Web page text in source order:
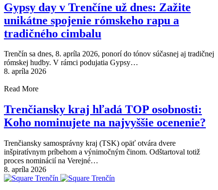
Gypsy day v Trenčíne už dnes: Zažite
unikátne spojenie rómskeho rapu a
tradičného cimbalu
Trenčín sa dnes, 8. apríla 2026, ponorí do tónov súčasnej aj tradičnej
rómskej hudby. V rámci podujatia Gypsy…
8. apríla 2026
Read More
Trenčiansky kraj hľadá TOP osobnosti:
Koho nominujete na najvyššie ocenenie?
Trenčiansky samosprávny kraj (TSK) opäť otvára dvere
inšpiratívnym príbehom a výnimočným činom. Odštartoval totiž
proces nominácií na Verejné…
8. apríla 2026